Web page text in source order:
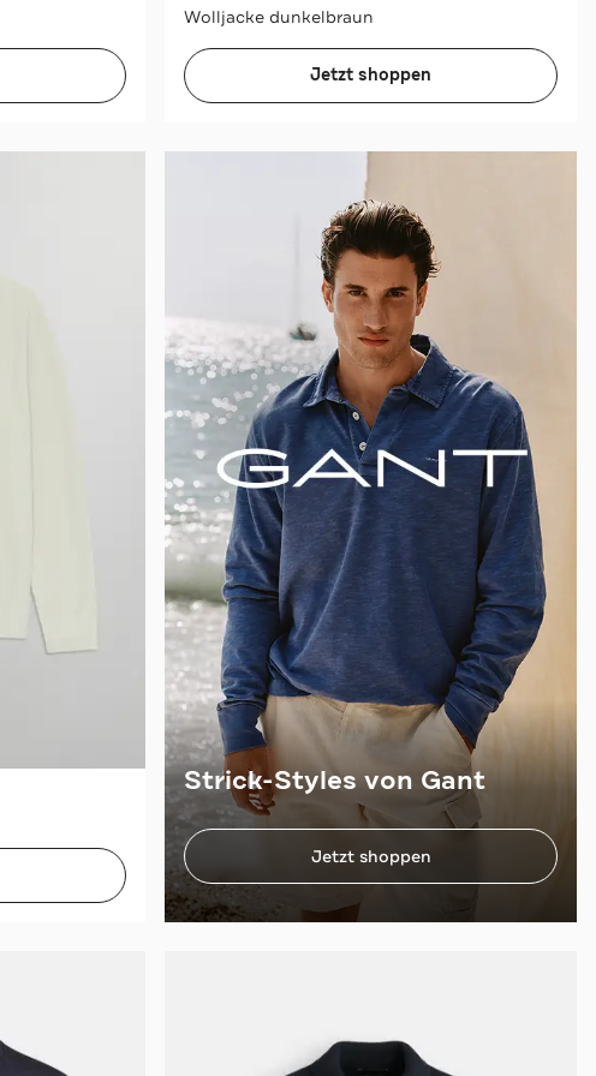
Wolljacke dunkelbraun
Jetzt shoppen
Strick-Styles von Gant
Jetzt shoppen